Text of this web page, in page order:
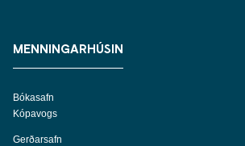
MENNINGARHÚSIN
Bókasafn
Kópavogs
Gerðarsafn